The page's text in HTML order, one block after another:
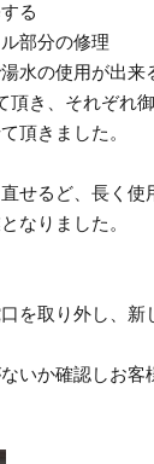
る
部分の修理
水の使用が出
頂き、それぞれ
頂きました。
せるど、長く使
なりました。
を取り外し、新
いか確認しお客